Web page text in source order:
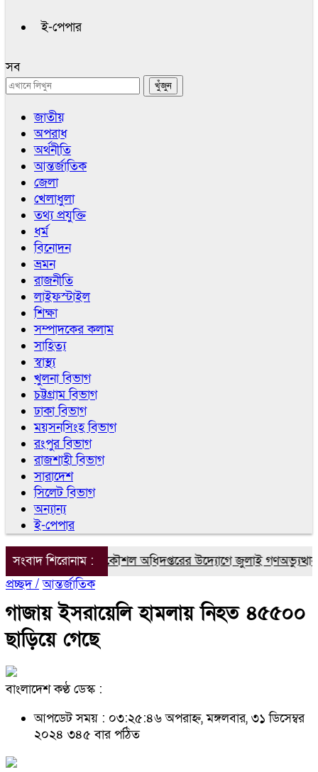
ই-পেপার
সব
জাতীয়
অপরাধ
অর্থনীতি
আন্তর্জাতিক
জেলা
খেলাধুলা
তথ্য প্রযুক্তি
ধর্ম
বিনোদন
ভ্রমন
রাজনীতি
লাইফস্টাইল
শিক্ষা
সম্পাদকের কলাম
সাহিত্য
স্বাস্থ্য
খুলনা বিভাগ
চট্টগ্রাম বিভাগ
ঢাকা বিভাগ
ময়সনসিংহ বিভাগ
রংপুর বিভাগ
রাজশাহী বিভাগ
সারাদেশ
সিলেট বিভাগ
অন্যান্য
ই-পেপার
সংবাদ শিরোনাম :
জনস্বাস্থ্য প্রকৌশল অধিদপ্তরের উদ্যোগে জুলাই গণঅভ্যুত্থান
প্রচ্ছদ / আন্তর্জাতিক
গাজায় ইসরায়েলি হামলায় নিহত ৪৫৫০০
ছাড়িয়ে গেছে
বাংলাদেশ কণ্ঠ ডেস্ক :
আপডেট সময় : ০৩:২৫:৪৬ অপরাহ্ন, মঙ্গলবার, ৩১ ডিসেম্বর
২০২৪ ৩৪৫ বার পঠিত